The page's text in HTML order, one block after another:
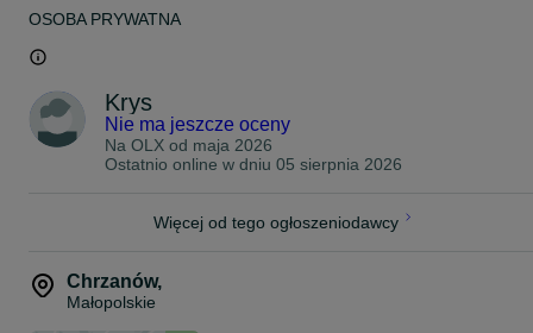
OSOBA PRYWATNA
Krys
Nie ma jeszcze oceny
Na OLX od maja 2026
Ostatnio online w dniu 05 sierpnia 2026
Więcej od tego ogłoszeniodawcy
Chrzanów,
Małopolskie